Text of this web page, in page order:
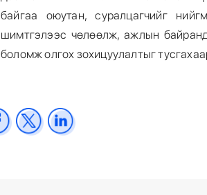
байгаа оюутан, суралцагчийг
шимтгэлээс чөлөөлж, ажлын
боломж олгох зохицуулалтыг